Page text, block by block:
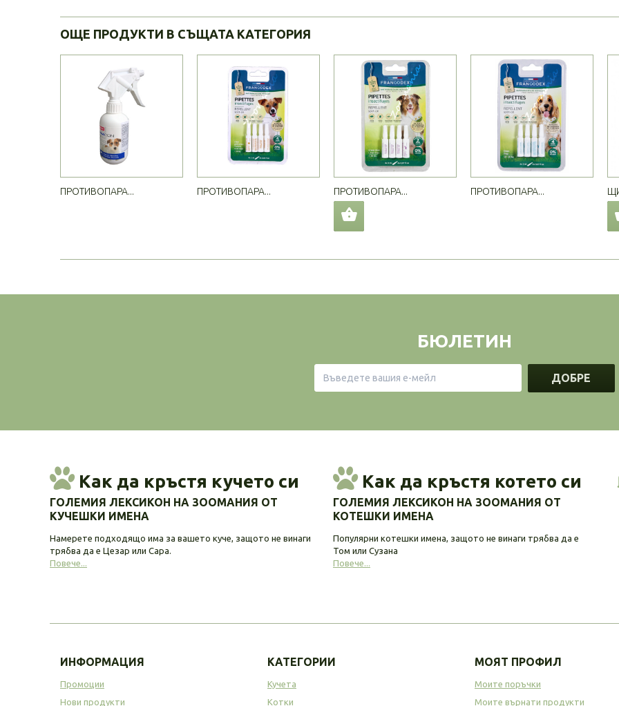
ОЩЕ ПРОДУКТИ В СЪЩАТА КАТЕГОРИЯ
ПРОТИВОПАРА... ПРОТИВОПАРА... ПРОТИВОПАРА... ПРОТИВОПАРА...
БЮЛЕТИН
ДОБРЕ
Как да кръстя кучето си
ГОЛЕМИЯ ЛЕКСИКОН НА ЗООМАНИЯ ОТ
КУЧЕШКИ ИМЕНА
Намерете подходящо има за вашето куче, защото не винаги
трябва да е Цезар или Сара.
Повече...
Как да кръстя котето си
ГОЛЕМИЯ ЛЕКСИКОН НА ЗООМАНИЯ ОТ
КОТЕШКИ ИМЕНА
Популярни котешки имена, защото не винаги трябва да е
Том или Сузана
Повече...
ИНФОРМАЦИЯ
Промоции
Нови продукти
КАТЕГОРИИ
Кучета
Котки
МОЯТ ПРОФИЛ
Моите поръчки
Моите върнати продукти